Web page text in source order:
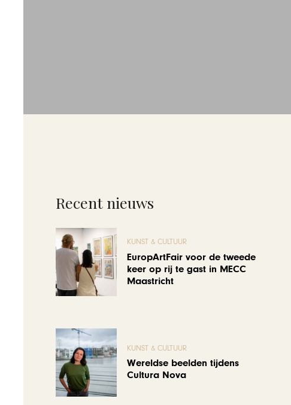
Recent nieuws
KUNST & CULTUUR
EuropArtFair voor de tweede
keer op rij te gast in MECC
Maastricht
KUNST & CULTUUR
Wereldse beelden tijdens
Cultura Nova